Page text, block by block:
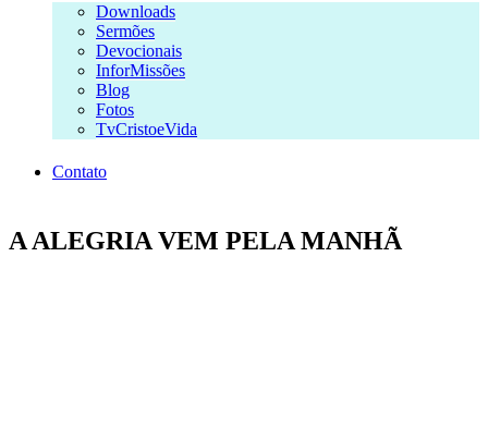
Downloads
Sermões
Devocionais
InforMissões
Blog
Fotos
TvCristoeVida
Contato
A ALEGRIA VEM PELA MANHÃ